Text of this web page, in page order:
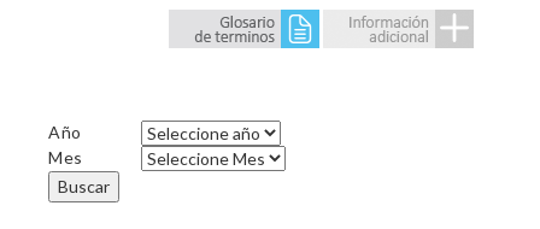
Año
Mes
Buscar